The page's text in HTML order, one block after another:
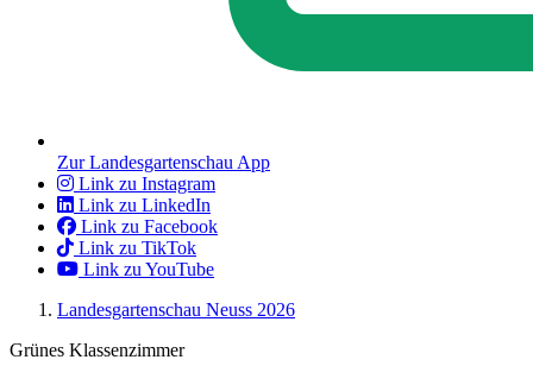
Zur Landesgartenschau App
Link zu Instagram
Link zu LinkedIn
Link zu Facebook
Link zu TikTok
Link zu YouTube
Landesgartenschau Neuss 2026
Grünes Klassenzimmer